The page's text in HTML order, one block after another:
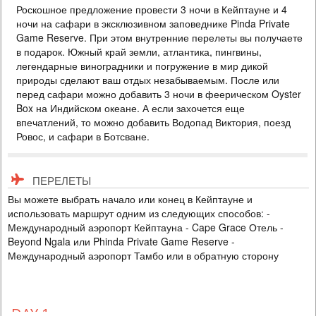
PRICE BY REQUEST
ЮАР
Individual
Роскошное предложение провести 3 ночи в Кейптауне и 4 ночи на
сафари в эксклюзивном заповеднике Pinda Private Game Reserve.
При этом внутренние перелеты вы получаете в подарок. Южный
край земли, атлантика, пингвины, легендарные виноградники и
погружение в мир дикой природы сделают ваш отдых
незабываемым. После или перед сафари можно добавить 3 ночи в
феерическом Oyster Box на Индийском океане. ...
Роскошное предложение провести 3 ночи в Кейптауне и 4
ночи на сафари в эксклюзивном заповеднике Pinda Private
Game Reserve. При этом внутренние перелеты вы получаете
в подарок. Южный край земли, атлантика, пингвины,
легендарные виноградники и погружение в мир дикой
природы сделают ваш отдых незабываемым. После или
перед сафари можно добавить 3 ночи в феерическом Oyster
Box на Индийском океане. А если захочется еще
впечатлений, то можно добавить Водопад Виктория, поезд
Ровос, и сафари в Ботсване.
ПЕРЕЛЕТЫ
Вы можете выбрать начало или конец в Кейптауне и
использовать маршрут одним из следующих способов: -
Международный аэропорт Кейптауна - Cape Grace Отель -
Beyond Ngala или Phinda Private Game Reserve -
Международный аэропорт Тамбо или в обратную сторону